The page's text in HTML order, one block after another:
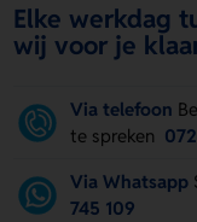
Elke werkdag
wij voor je
Via telefoon
te spreken
Via Whatsapp
745 109